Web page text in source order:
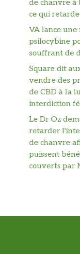
de chanvre à
ce qui
VA lance
psilocybine
souffrant de
Square dit
vendre des
de CBD à la
interdiction
Le Dr Oz
retarder
de chanvre
puissent
couverts par